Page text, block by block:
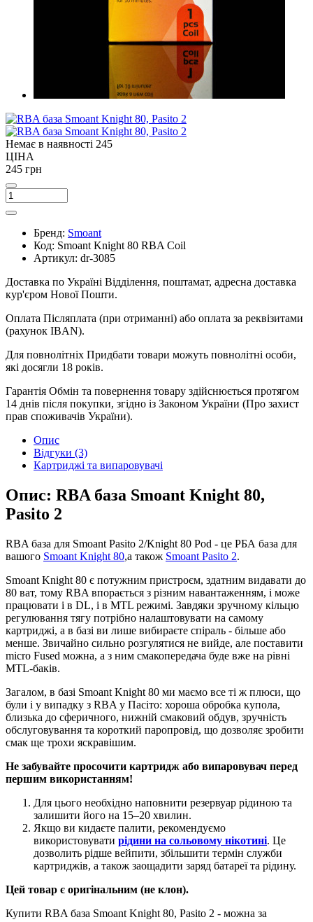
Немає в наявності 245
ЦІНА
245 грн
Бренд: Smoant
Код: Smoant Knight 80 RBA Coil
Артикул: dr-3085
Доставка по Україні Відділення, поштамат, адресна доставка
кур'єром Нової Пошти.
Оплата Післяплата (при отриманні) або оплата за реквізитами
(рахунок IBAN).
Для повнолітніх Придбати товари можуть повнолітні особи,
які досягли 18 років.
Гарантія Обмін та повернення товару здійснюється протягом
14 днів після покупки, згідно із Законом України (Про захист
прав споживачів України).
Опис
Відгуки (3)
Картриджі та випаровувачі
Опис: RBA база Smoant Knight 80,
Pasito 2
RBA база для Smoant Pasito 2/Knight 80 Pod - це РБА база для
вашого Smoant Knight 80,а також Smoant Pasito 2.
Smoant Knight 80 є потужним пристроєм, здатним видавати до
80 ват, тому RBA впорається з різним навантаженням, і може
працювати і в DL, і в MTL режимі. Завдяки зручному кільцю
регулювання тягу потрібно налаштовувати на самому
картриджі, а в базі ви лише вибираєте спіраль - більше або
менше. Звичайно сильно розгулятися не вийде, але поставити
micro Fused можна, а з ним смакопередача буде вже на рівні
MTL-баків.
Загалом, в базі Smoant Knight 80 ми маємо все ті ж плюси, що
були і у випадку з RBA у Пасіто: хороша обробка купола,
близька до сферичного, нижній смаковий обдув, зручність
обслуговування та короткий паропровід, що дозволяє зробити
смак ще трохи яскравішим.
Не забувайте просочити картридж або випаровувач перед
першим використанням!
Для цього необхідно наповнити резервуар рідиною та
залишити його на 15–20 хвилин.
Якщо ви кидаєте палити, рекомендуємо
використовувати рідини на сольовому нікотині. Це
дозволить рідше вейпити, збільшити термін служби
картриджів, а також заощадити заряд батареї та рідину.
Цей товар є оригінальним (не клон).
Купити RBA база Smoant Knight 80, Pasito 2 - можна за